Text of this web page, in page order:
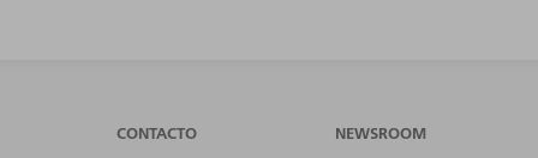
CONTACTO NEWSROOM